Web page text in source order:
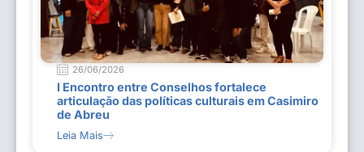
26/06/2026
I Encontro entre Conselhos fortalece
articulação das políticas culturais em Casimiro
de Abreu
Leia Mais